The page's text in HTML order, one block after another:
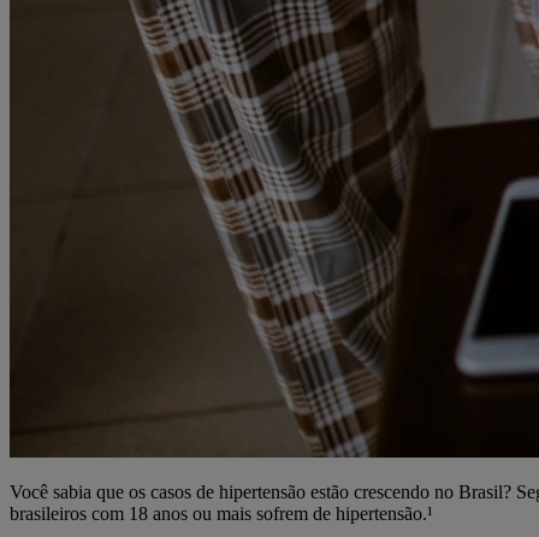
Você sabia que os casos de hipertensão estão crescendo no Brasil?
brasileiros com 18 anos ou mais sofrem de hipertensão.¹